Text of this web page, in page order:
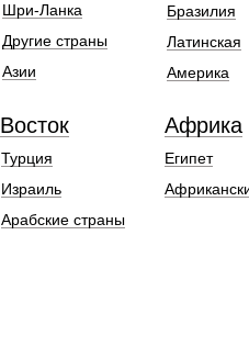
Египет
Африка
Бразилия
Латинская
Америка
Шри-Ланка
Другие страны
Азии
Восток
Турция
Израиль
Арабские страны